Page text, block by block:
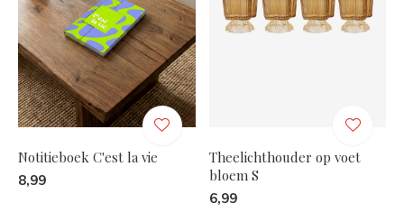
Notitieboek C'est la vie
8,99
Theelichthouder op voet
bloem S
6,99